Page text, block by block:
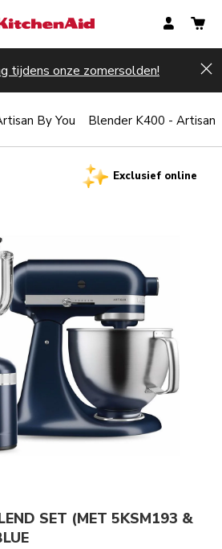
tijdens onze zomersolden!
Exclusief online
SET (MET 5KSM193 &
By You Blender K400 - Artisan